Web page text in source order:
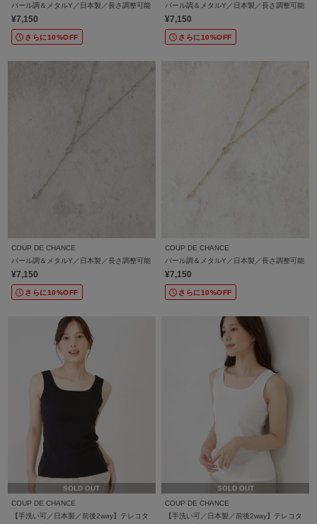
パール調＆メタルY／日本製／長さ調整可能
¥7,150
さらに10%OFF
パール調＆メタルY／日本製／長さ調整可能
¥7,150
さらに10%OFF
COUP DE CHANCE
パール調＆メタルY／日本製／長さ調整可能
¥7,150
さらに10%OFF
COUP DE CHANCE
パール調＆メタルY／日本製／長さ調整可能
¥7,150
さらに10%OFF
SOLD OUT
COUP DE CHANCE
【手洗い可／日本製／前後2way】テレコタ
SOLD OUT
COUP DE CHANCE
【手洗い可／日本製／前後2way】テレコタ